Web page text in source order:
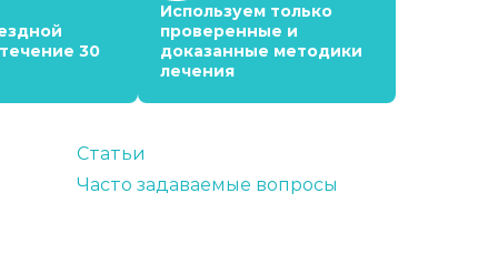
30
Используем только
проверенные и
доказанные методики
лечения
Статьи
Часто задаваемые вопросы